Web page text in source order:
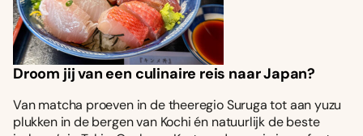
Droom jij van een culinaire reis naar Japan?
Van matcha proeven in de theeregio Suruga tot aan yuzu
plukken in de bergen van Kochi én natuurlijk de beste